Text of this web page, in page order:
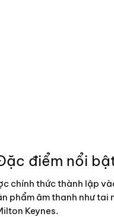
điểm nổi
chính thức thành lập
phẩm âm thanh như
Keynes.